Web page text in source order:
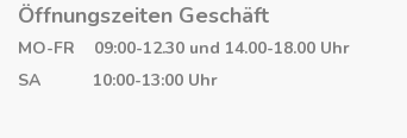
Öffnungszeiten Geschäft
MO-FR 09:00-12.30 und 14.00-18.00 Uhr
SA 10:00-13:00 Uhr